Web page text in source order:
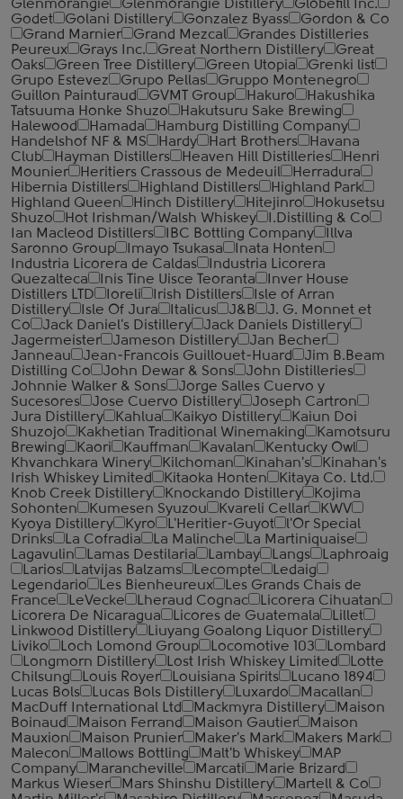
Glenmorangie
Glenmorangie Distillery
Globefill Inc.
Godet
Golani Distillery Gonzalez Byass
Gordon & Co
Grand Marnier
Grand Mezcal
Grandes Distilleries
Peureux
Grays Inc. Great Northern Distillery
Great
Oaks
Green Tree Distillery Green Utopia
Grenki list
Grupo Estevez
Grupo Pellas
Gruppo Montenegro
Guillon Painturaud
GVMT Group Hakuro
Hakushika
Tatsuuma Honke Shuzo
Hakutsuru Sake Brewing
Halewood
Hamada
Hamburg Distilling Company
Handelshof NF & MS
Hardy Hart Brothers
Havana
Club
Hayman Distillers Heaven Hill Distilleries
Henri
Mounier
Heritiers Crassous de Medeuil
Herradura
Hibernia Distillers
Highland Distillers
Highland Park
Highland Queen
Hinch Distillery Hitejinro
Hokusetsu
Shuzo
Hot Irishman/Walsh Whiskey
I.Distilling & Co
Ian Macleod Distillers
IBC Bottling Company
Illva
Saronno Group
Imayo Tsukasa
Inata Honten
Industria Licorera de Caldas
Industria Licorera
Quezalteca
Inis Tine Uisce Teoranta
Inver House
Distillers LTD
Ioreli Irish Distillers
Isle of Arran
Distillery
Isle Of Jura Italicus J&B
J. G. Monnet et
Co
Jack Daniel's Distillery
Jack Daniels Distillery
Jagermeister
Jameson Distillery
Jan Becher
Janneau
Jean-Francois Guillouet-Huard
Jim B.Beam
Distilling Co
John Dewar & Sons
John Distilleries
Johnnie Walker & Sons
Jorge Salles Cuervo y
Sucesores
Jose Cuervo Distillery
Joseph Cartron
Jura Distillery
Kahlua Kaikyo Distillery
Kaiun Doi
Shuzojo
Kakhetian Traditional Winemaking
Kamotsuru
Brewing
Kaori Kauffman Kavalan
Kentucky Owl
Khvanchkara Winery
Kilchoman Kinahan's
Kinahan's
Irish Whiskey Limited
Kitaoka Honten
Kitaya Co. Ltd.
Knob Creek Distillery
Knockando Distillery
Kojima
Sohonten
Kumesen Syuzou Kvareli Cellar
KWV
Kyoya Distillery
Kyro L'Heritier-Guyot
l'Or Special
Drinks
La Cofradia La Malinche
La Martiniquaise
Lagavulin
Lamas Destilaria Lambay Langs
Laphroaig
Larios
Latvijas Balzams Lecompte
Ledaig
Legendario
Les Bienheureux
Les Grands Chais de
France
LeVecke Lheraud Cognac
Licorera Cihuatan
Licorera De Nicaragua
Licores de Guatemala
Lillet
Linkwood Distillery
Liuyang Goalong Liquor Distillery
Liviko
Loch Lomond Group Locomotive 103
Lombard
Longmorn Distillery
Lost Irish Whiskey Limited
Lotte
Chilsung
Louis Royer Louisiana Spirits
Lucano 1894
Lucas Bols
Lucas Bols Distillery Luxardo
Macallan
MacDuff International Ltd
Mackmyra Distillery
Maison
Boinaud
Maison Ferrand Maison Gautier
Maison
Mauxion
Maison Prunier Maker's Mark
Makers Mark
Malecon
Mallows Bottling Malt'b Whiskey
MAP
Company
Marancheville Marcati
Marie Brizard
Markus Wieser
Mars Shinshu Distillery
Martell & Co